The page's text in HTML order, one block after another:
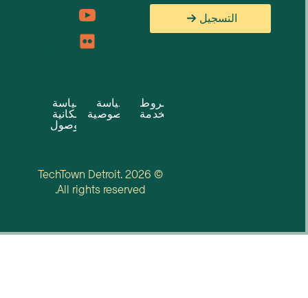
التسجيل
شروط
الخدمة
سياسة
الخصوصية
سياسة
إمكانية
الوصول
© 2026 TechTown Detroit.
All rights reserved.